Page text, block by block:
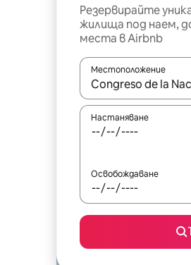
Резервирайте
жилища под наем,
места в Airbnb
Местоположение
Когато
Настаняване
Освобождаване